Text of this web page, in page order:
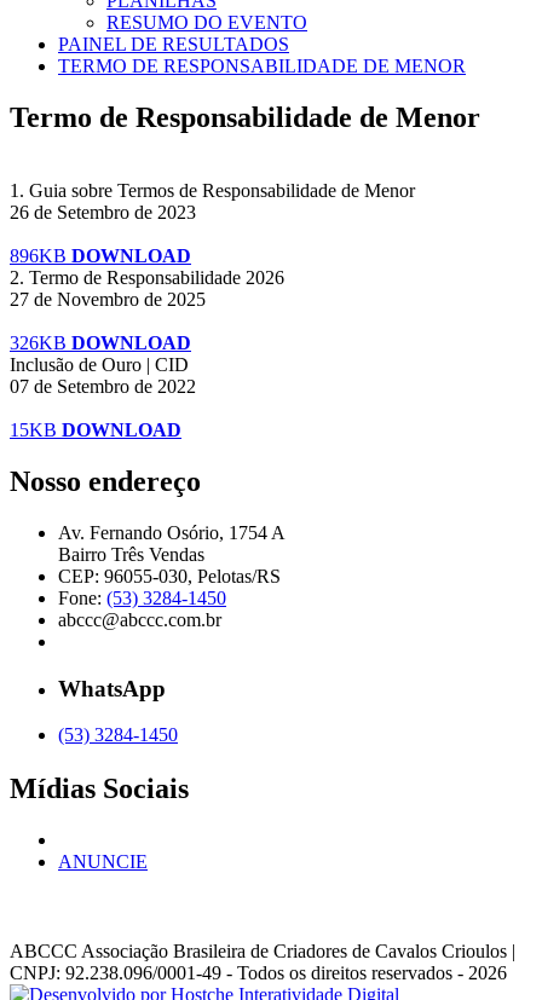
RESUMO DO EVENTO
PAINEL DE RESULTADOS
TERMO DE RESPONSABILIDADE DE MENOR
Termo de Responsabilidade de Menor
1. Guia sobre Termos de Responsabilidade de Menor
26 de Setembro de 2023
896KB DOWNLOAD
2. Termo de Responsabilidade 2026
27 de Novembro de 2025
326KB DOWNLOAD
Inclusão de Ouro | CID
07 de Setembro de 2022
15KB DOWNLOAD
Nosso endereço
Av. Fernando Osório, 1754 A
Bairro Três Vendas
CEP: 96055-030, Pelotas/RS
Fone: (53) 3284-1450
abccc@abccc.com.br
WhatsApp
(53) 3284-1450
Mídias Sociais
ANUNCIE
ABCCC Associação Brasileira de Criadores de Cavalos Crioulos |
CNPJ: 92.238.096/0001-49 - Todos os direitos reservados - 2026